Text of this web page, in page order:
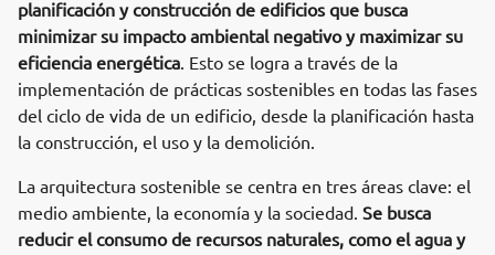
planificación y construcción de edificios que busca
minimizar su impacto ambiental negativo y maximizar su
eficiencia energética. Esto se logra a través de la
implementación de prácticas sostenibles en todas las fases
del ciclo de vida de un edificio, desde la planificación hasta
la construcción, el uso y la demolición.
La arquitectura sostenible se centra en tres áreas clave: el
medio ambiente, la economía y la sociedad. Se busca
reducir el consumo de recursos naturales, como el agua y